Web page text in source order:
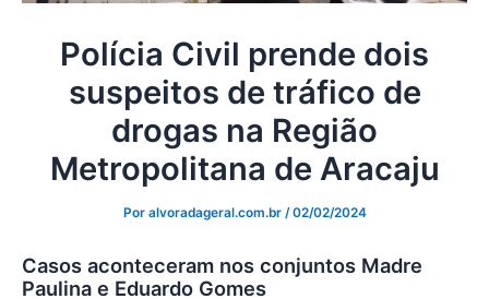
Polícia Civil prende dois
suspeitos de tráfico de
drogas na Região
Metropolitana de Aracaju
Por alvoradageral.com.br /02/02/2024
Casos aconteceram nos conjuntos Madre
Paulina e Eduardo Gomes